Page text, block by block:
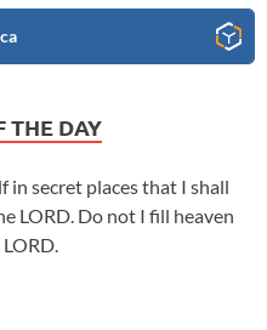
THE DAY
in secret places that I shall
LORD. Do not I fill heaven